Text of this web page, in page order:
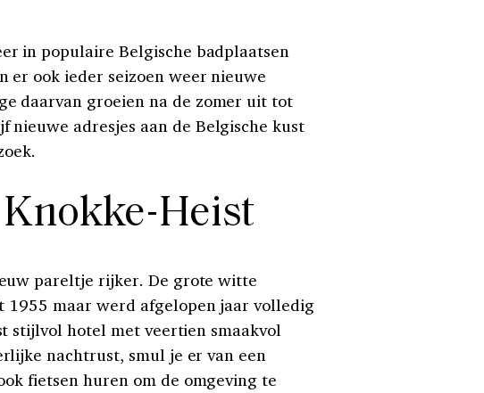
in populaire Belgische badplaatsen
er ook ieder seizoen weer nieuwe
daarvan groeien na de zomer uit tot
nieuwe adresjes aan de Belgische kust
Heist
pareltje rijker. De grote witte
maar werd afgelopen jaar volledig
stijlvol hotel met veertien smaakvol
nachtrust, smul je er van een
fietsen huren om de omgeving te